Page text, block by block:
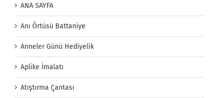
ANA SAYFA
Anı Örtüsü Battaniye
Anneler Günü Hediyelik
Aplike İmalatı
Atıştırma Çantası